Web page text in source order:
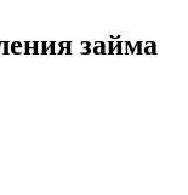
займа